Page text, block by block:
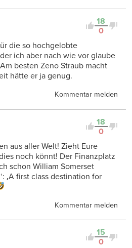
18
0
die so hochgelobte
ich aber nach wie vor glaube
besten Zeno Straub macht
hätte er ja genug.
Kommentar melden
18
0
aus aller Welt! Zieht Eure
noch könnt! Der Finanzplatz
schon William Somerset
‚A first class destination for
Kommentar melden
15
0